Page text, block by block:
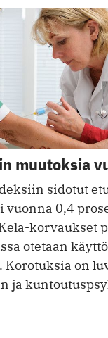
muutoksia
sidotut
vuonna 0,4
korvaukset
otetaan
Korotuksia on
ja